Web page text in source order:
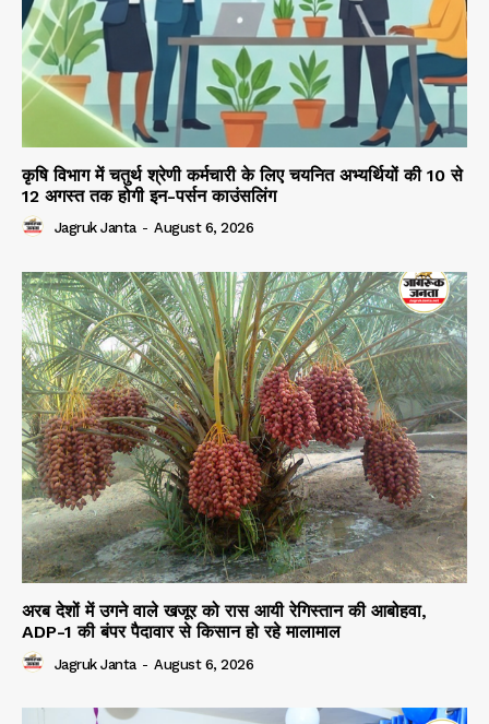
कृषि विभाग में चतुर्थ श्रेणी कर्मचारी के लिए चयनित अभ्यर्थियों की 10 से
12 अगस्त तक होगी इन-पर्सन काउंसलिंग
Jagruk Janta - August 6, 2026
अरब देशों में उगने वाले खजूर को रास आयी रेगिस्तान की आबोहवा,
ADP-1 की बंपर पैदावार से किसान हो रहे मालामाल
Jagruk Janta - August 6, 2026